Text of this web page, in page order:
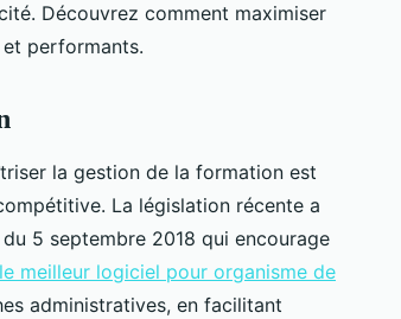
Découvrez comment maximiser
performants.
la gestion de la formation est
La législation récente a
5 septembre 2018 qui encourage
meilleur logiciel pour organisme de
administratives, en facilitant